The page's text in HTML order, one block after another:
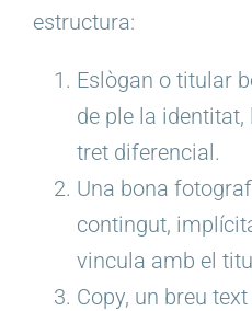
estructura:
Eslògan o titular
de ple la
tret diferencial.
Una bona
contingut,
vincula amb el
Copy, un breu